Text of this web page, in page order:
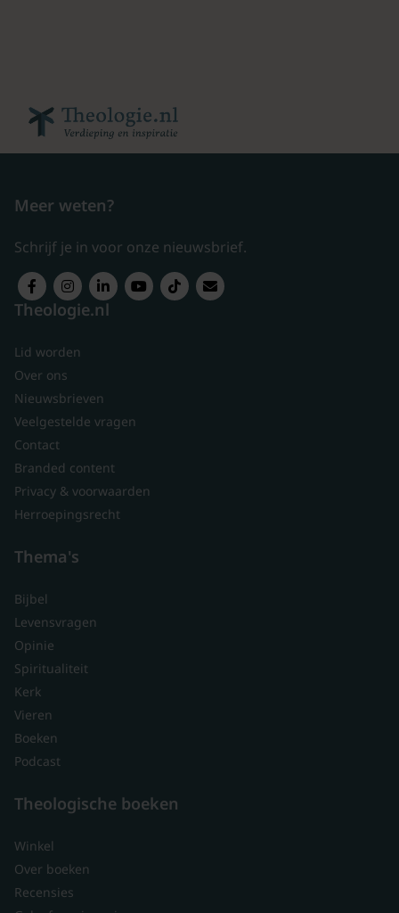
Meer weten?
Schrijf je in voor onze nieuwsbrief.
Theologie.nl
Lid worden
Over ons
Nieuwsbrieven
Veelgestelde vragen
Contact
Branded content
Privacy & voorwaarden
Herroepingsrecht
Thema's
Bijbel
Levensvragen
Opinie
Spiritualiteit
Kerk
Vieren
Boeken
Podcast
Theologische boeken
Winkel
Over boeken
Recensies